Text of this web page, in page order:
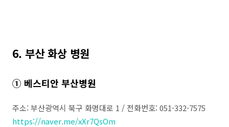
6. 부산 화상 병원
① 베스티안 부산병원
주소: 부산광역시 북구 화명대로 1 / 전화번호: 051-332-7575
https://naver.me/xXr7QsOm